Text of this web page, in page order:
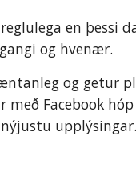
en þessi
og hvenær.
og getur
með Facebook
upplýsingar.